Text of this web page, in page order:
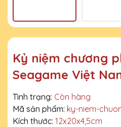
Kỷ niệm chương
Seagame Việt
Tình trạng: Còn hàng
Mã sản phẩm: ky-niem-
Kích thước: 12x20x4,5cm